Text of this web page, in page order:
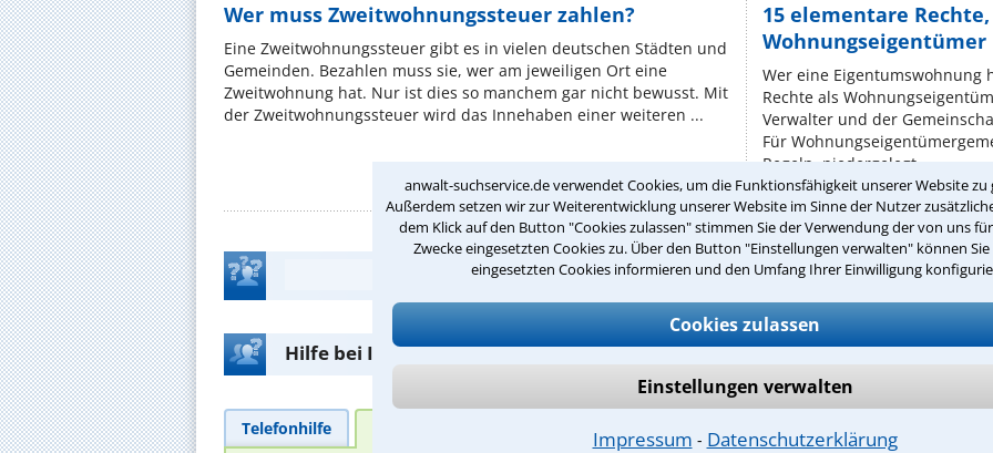
anwalt-suchservice.de verwendet Cookies, um die Funktionsfähigkeit unserer Website zu
Außerdem setzen wir zur Weiterentwicklung unserer Website im Sinne der Nutzer
dem Klick auf den Button "Cookies zulassen" stimmen Sie der Verwendung der von uns
Zwecke eingesetzten Cookies zu. Über den Button "Einstellungen verwalten" können
eingesetzten Cookies informieren und den Umfang Ihrer Einwilligung
Cookies zulassen
Einstellungen verwalten
Impressum ⁃ Datenschutzerklärung
Wer muss Zweitwohnungssteuer zahlen?
Eine Zweitwohnungssteuer gibt es in vielen deutschen Städten und
Gemeinden. Bezahlen muss sie, wer am jeweiligen Ort eine
Zweitwohnung hat. Nur ist dies so manchem gar nicht bewusst. Mit
der Zweitwohnungssteuer wird das Innehaben einer weiteren ...
15 elementare
Wer eine Eigentumswohnung
Rechte als
Verwalter und der
Für
Regeln, niedergelegt ...
Teste Dein Rechtswissen
Hilfe bei Ihrer Anwaltsuche?
Telefonhilfe